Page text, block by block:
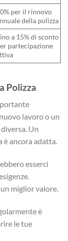
per il rinnovo
della polizza
a 15% di sconto
partecipazione
Polizza
lavoro o un
Un
è ancora adatta.
esserci
miglior valore.
è
le tue